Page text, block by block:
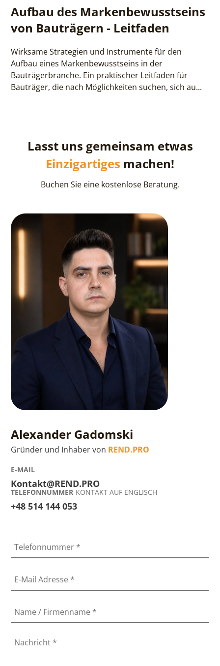
Aufbau des Markenbewusstseins
von Bauträgern - Leitfaden
Wirksame Strategien und Instrumente für den
Aufbau eines Markenbewusstseins in der
Bauträgerbranche. Ein praktischer Leitfaden für
Bauträger, die nach Möglichkeiten suchen, sich au...
Lasst uns gemeinsam etwas
Einzigartiges machen!
Buchen Sie eine kostenlose Beratung.
Telefonnummer *
E-Mail Adresse *
Name / Firmenname *
Nachricht *
Alexander Gadomski
Gründer und Inhaber von REND.PRO
E-MAIL
Kontakt@REND.PRO
TELEFONNUMMER KONTAKT AUF ENGLISCH
+48 514 144 053